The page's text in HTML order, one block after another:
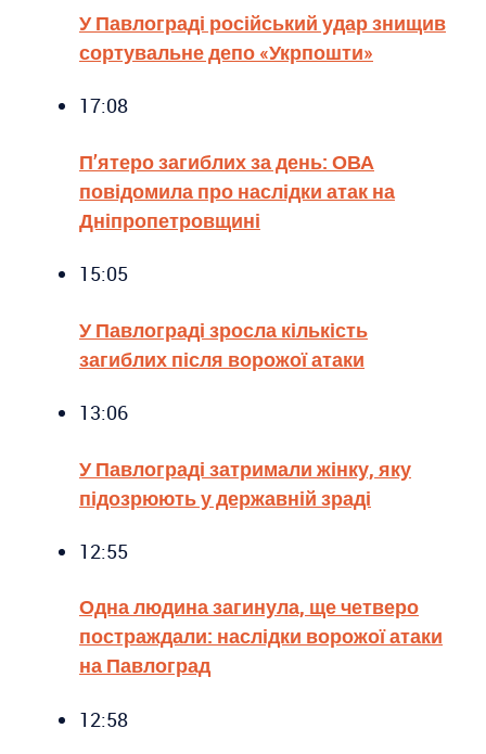
У Павлограді російський удар знищив
сортувальне депо «Укрпошти»
17:08
П’ятеро загиблих за день: ОВА
повідомила про наслідки атак на
Дніпропетровщині
15:05
У Павлограді зросла кількість
загиблих після ворожої атаки
13:06
У Павлограді затримали жінку, яку
підозрюють у державній зраді
12:55
Одна людина загинула, ще четверо
постраждали: наслідки ворожої атаки
на Павлоград
12:58